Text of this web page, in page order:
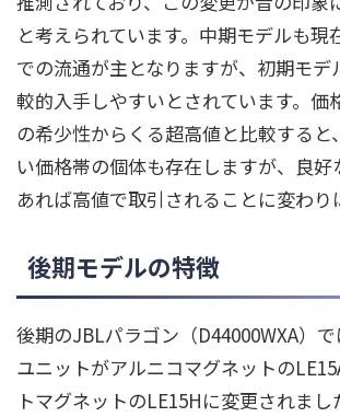
と考えられています。中期モデルも現
での流通が主となりますが、初期モデ
較的入手しやすいとされています。価
の希少性からくる超高値と比較すると
い価格帯の個体も存在しますが、良好
あれば高値で取引されることに変わり
後期モデルの特徴
後期のJBLパラゴン（D44000WXA）
ユニットがアルニコマグネットの
トマグネットのLE15Hに変更されま